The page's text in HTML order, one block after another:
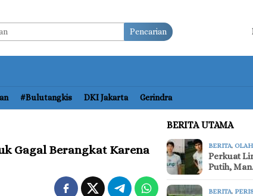
Pencarian
#bulutangkis DKI Jakarta Gerindra
Gagal Berangkat Karena
BERITA UTAMA
BERITA,
Perkuat
Putih,
BERITA,